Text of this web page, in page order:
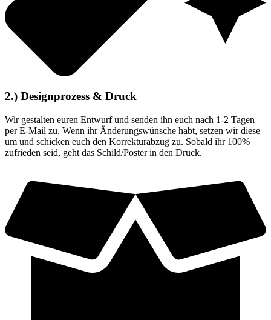
2.) Designprozess & Druck
Wir gestalten euren Entwurf und senden ihn euch nach 1-2 Tagen
per E-Mail zu. Wenn ihr Änderungswünsche habt, setzen wir diese
um und schicken euch den Korrekturabzug zu. Sobald ihr 100%
zufrieden seid, geht das Schild/Poster in den Druck.